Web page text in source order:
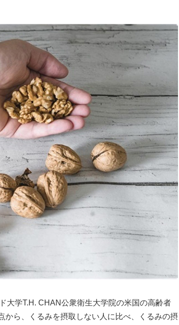
大学T.H. CHAN公衆衛生大学院の米国の高齢者
から、くるみを摂取しない人に比べ、くるみの摂